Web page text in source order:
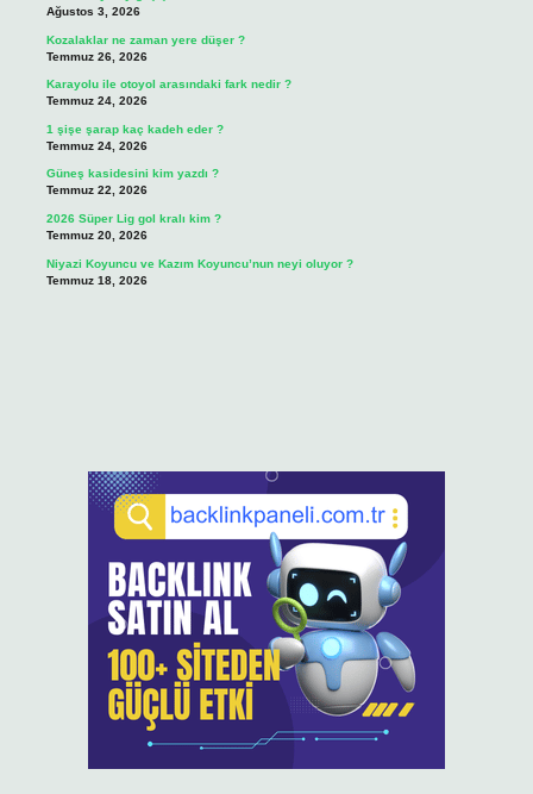
Ağustos 3, 2026
Kozalaklar ne zaman yere düşer ?
Temmuz 26, 2026
Karayolu ile otoyol arasındaki fark nedir ?
Temmuz 24, 2026
1 şişe şarap kaç kadeh eder ?
Temmuz 24, 2026
Güneş kasidesini kim yazdı ?
Temmuz 22, 2026
2026 Süper Lig gol kralı kim ?
Temmuz 20, 2026
Niyazi Koyuncu ve Kazım Koyuncu’nun neyi oluyor ?
Temmuz 18, 2026